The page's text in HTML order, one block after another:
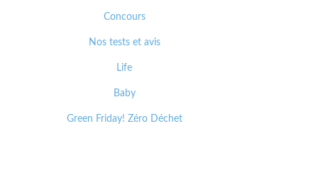
Concours
Nos tests et avis
Life
Baby
Green Friday! Zéro Déchet